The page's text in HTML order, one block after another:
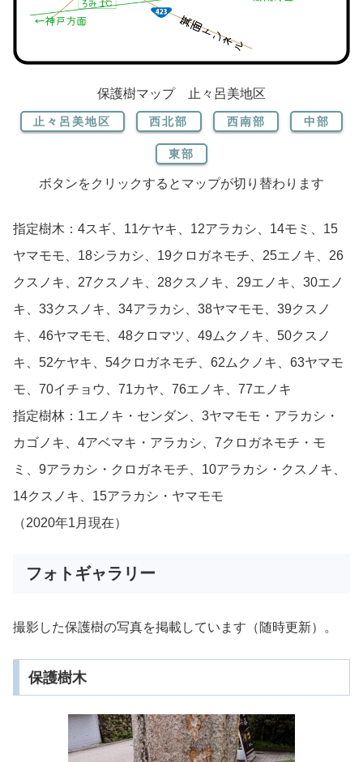
保護樹マップ 止々呂美地区
ボタンをクリックするとマップが切り替わります
指定樹木：4スギ、11ケヤキ、12アラカシ、14モミ、15
ヤマモモ、18シラカシ、19クロガネモチ、25エノキ、26
クスノキ、27クスノキ、28クスノキ、29エノキ、30エノ
キ、33クスノキ、34アラカシ、38ヤマモモ、39クスノ
キ、46ヤマモモ、48クロマツ、49ムクノキ、50クスノ
キ、52ケヤキ、54クロガネモチ、62ムクノキ、63ヤマモ
モ、70イチョウ、71カヤ、76エノキ、77エノキ
指定樹林：1エノキ・センダン、3ヤマモモ・アラカシ・
カゴノキ、4アベマキ・アラカシ、7クロガネモチ・モ
ミ、9アラカシ・クロガネモチ、10アラカシ・クスノキ、
14クスノキ、15アラカシ・ヤマモモ
（2020年1月現在）
フォトギャラリー
撮影した保護樹の写真を掲載しています（随時更新）。
保護樹木